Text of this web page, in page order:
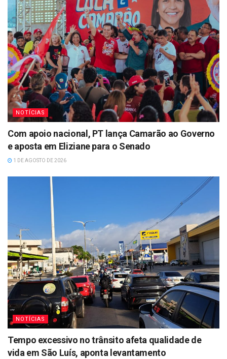
NOTÍCIAS
Com apoio nacional, PT lança Camarão ao Governo
e aposta em Eliziane para o Senado
1 DE AGOSTO DE 2026
NOTÍCIAS
Tempo excessivo no trânsito afeta qualidade de
vida em São Luís, aponta levantamento